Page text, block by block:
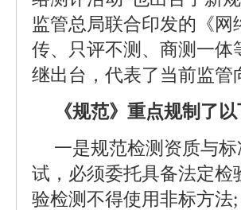
监管总局联合印发的《
传、只评不测、商测一
继出台，代表了当前监
《规范》重点规制了以
一是规范检测资质与
试，必须委托具备法定
验检测不得使用非标方法;